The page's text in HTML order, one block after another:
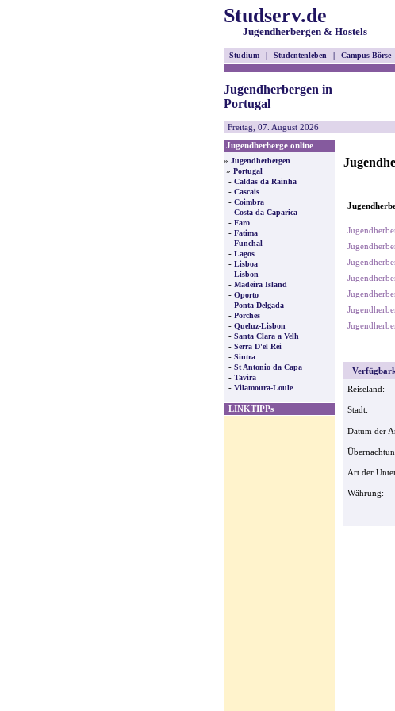
Studserv.de
Jugendherbergen & Hostels
Studium | Studentenleben | Campus Börse
Jugendherbergen in
Portugal
Freitag, 07. August 2026
Jugendherberge online
» Jugendherbergen
» Portugal
- Caldas da Rainha
- Cascais
- Coimbra
- Costa da Caparica
- Faro
- Fatima
- Funchal
- Lagos
- Lisboa
- Lisbon
- Madeira Island
- Oporto
- Ponta Delgada
- Porches
- Queluz-Lisbon
- Santa Clara a Velh
- Serra D'el Rei
- Sintra
- St Antonio da Capa
- Tavira
- Vilamoura-Loule
LINKTIPPs
Reiseland:
Stadt:
Datum der
Art der
Währung: